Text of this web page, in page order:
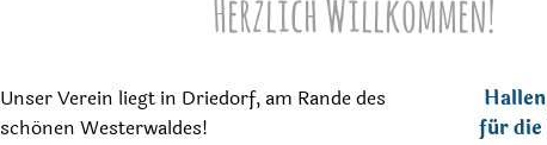
Herzlich Willkommen!
Unser Verein liegt in Driedorf, am Rande des
schönen Westerwaldes!
für